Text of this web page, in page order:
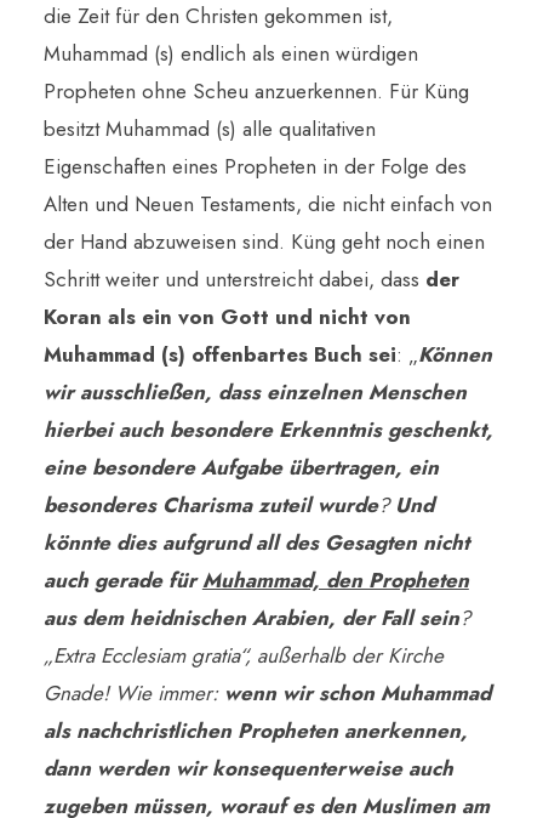
die Zeit für den Christen gekommen ist,
Muhammad (s) endlich als einen würdigen
Propheten ohne Scheu anzuerkennen. Für Küng
besitzt Muhammad (s) alle qualitativen
Eigenschaften eines Propheten in der Folge des
Alten und Neuen Testaments, die nicht einfach von
der Hand abzuweisen sind. Küng geht noch einen
Schritt weiter und unterstreicht dabei, dass der
Koran als ein von Gott und nicht von
Muhammad (s) offenbartes Buch sei: „Können
wir ausschließen, dass einzelnen Menschen
hierbei auch besondere Erkenntnis geschenkt,
eine besondere Aufgabe übertragen, ein
besonderes Charisma zuteil wurde? Und
könnte dies aufgrund all des Gesagten nicht
auch gerade fürMuhammad, den Propheten
aus dem heidnischen Arabien, der Fall sein?
„Extra Ecclesiam gratia“, außerhalb der Kirche
Gnade! Wie immer: wenn wir schon Muhammad
als nachchristlichen Propheten anerkennen,
dann werden wir konsequenterweise auch
zugeben müssen, worauf es den Muslimen am